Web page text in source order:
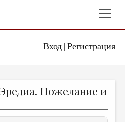
Вход| Регистрация
Пожелание и